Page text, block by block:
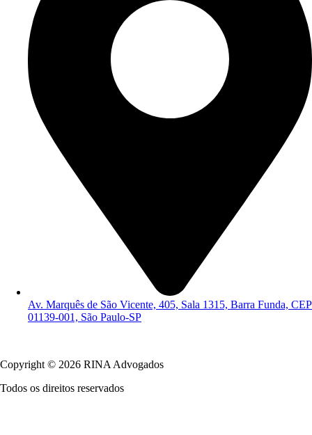
Av. Marquês de São Vicente, 405, Sala 1315, Barra Funda, CEP
01139-001, São Paulo-SP
Copyright © 2026 RINA Advogados
Todos os direitos reservados